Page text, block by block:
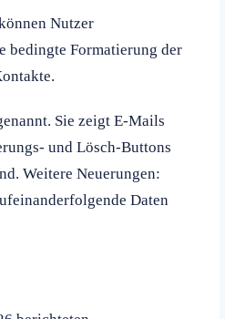
Nutzer
bedingte Formatierung der
Sie zeigt E-Mails
und Lösch-Buttons
Weitere Neuerungen:
Daten